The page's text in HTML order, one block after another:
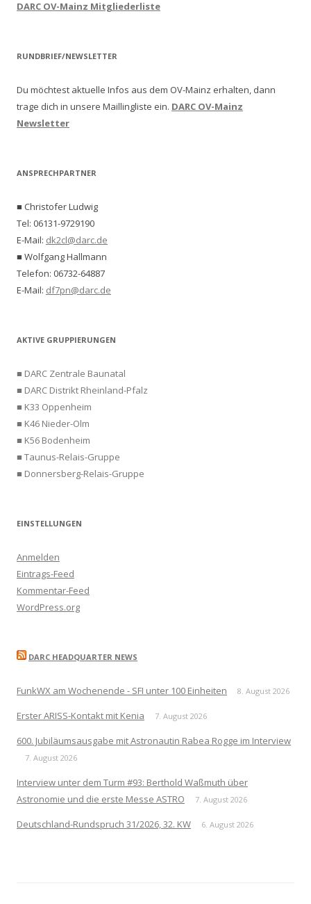
DARC OV-Mainz Mitgliederliste
RUNDBRIEF/NEWSLETTER
Du möchtest aktuelle Infos aus dem OV-Mainz erhalten, dann
trage dich in unsere Maillingliste ein. DARC OV-Mainz
Newsletter
ANSPRECHPARTNER
■ Christofer Ludwig
Tel: 06131-9729190
E-Mail: dk2cl@darc.de
■ Wolfgang Hallmann
Telefon: 06732-64887
E-Mail: df7pn@darc.de
AKTIVE GRUPPIERUNGEN
■ DARC Zentrale Baunatal
■ DARC Distrikt Rheinland-Pfalz
■ K33 Oppenheim
■ K46 Nieder-Olm
■ K56 Bodenheim
■ Taunus-Relais-Gruppe
■ Donnersberg-Relais-Gruppe
EINSTELLUNGEN
Anmelden
Eintrags-Feed
Kommentar-Feed
WordPress.org
DARC HEADQUARTER NEWS
FunkWX am Wochenende - SFI unter 100 Einheiten 8. August 2026
Erster ARISS-Kontakt mit Kenia 7. August 2026
600. Jubiläumsausgabe mit Astronautin Rabea Rogge im Interview
7. August 2026
Interview unter dem Turm #93: Berthold Waßmuth über
Astronomie und die erste Messe ASTRO
7. August 2026
Deutschland-Rundspruch 31/2026, 32. KW 6. August 2026